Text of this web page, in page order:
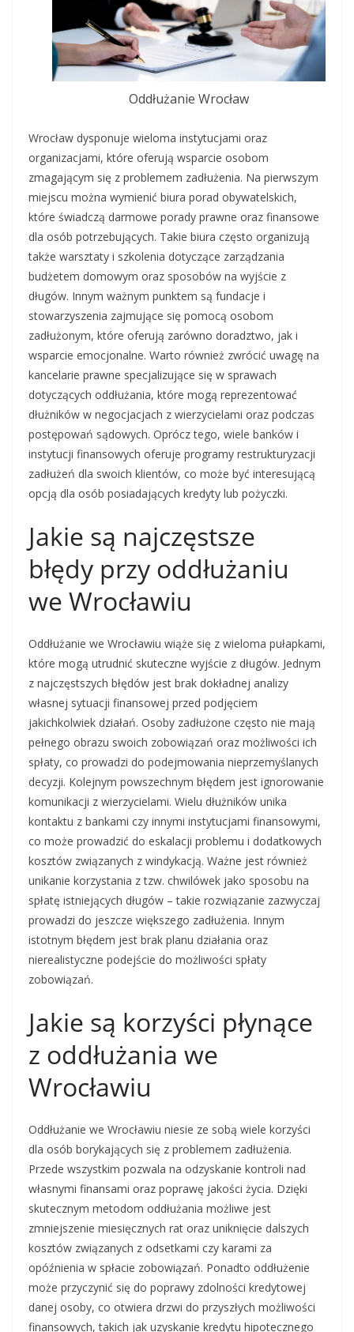
Oddłużanie Wrocław
Wrocław dysponuje wieloma instytucjami oraz
organizacjami, które oferują wsparcie osobom
zmagającym się z problemem zadłużenia. Na pierwszym
miejscu można wymienić biura porad obywatelskich,
które świadczą darmowe porady prawne oraz finansowe
dla osób potrzebujących. Takie biura często organizują
także warsztaty i szkolenia dotyczące zarządzania
budżetem domowym oraz sposobów na wyjście z
długów. Innym ważnym punktem są fundacje i
stowarzyszenia zajmujące się pomocą osobom
zadłużonym, które oferują zarówno doradztwo, jak i
wsparcie emocjonalne. Warto również zwrócić uwagę na
kancelarie prawne specjalizujące się w sprawach
dotyczących oddłużania, które mogą reprezentować
dłużników w negocjacjach z wierzycielami oraz podczas
postępowań sądowych. Oprócz tego, wiele banków i
instytucji finansowych oferuje programy restrukturyzacji
zadłużeń dla swoich klientów, co może być interesującą
opcją dla osób posiadających kredyty lub pożyczki.
Jakie są najczęstsze
błędy przy oddłużaniu
we Wrocławiu
Oddłużanie we Wrocławiu wiąże się z wieloma pułapkami,
które mogą utrudnić skuteczne wyjście z długów. Jednym
z najczęstszych błędów jest brak dokładnej analizy
własnej sytuacji finansowej przed podjęciem
jakichkolwiek działań. Osoby zadłużone często nie mają
pełnego obrazu swoich zobowiązań oraz możliwości ich
spłaty, co prowadzi do podejmowania nieprzemyślanych
decyzji. Kolejnym powszechnym błędem jest ignorowanie
komunikacji z wierzycielami. Wielu dłużników unika
kontaktu z bankami czy innymi instytucjami finansowymi,
co może prowadzić do eskalacji problemu i dodatkowych
kosztów związanych z windykacją. Ważne jest również
unikanie korzystania z tzw. chwilówek jako sposobu na
spłatę istniejących długów – takie rozwiązanie zazwyczaj
prowadzi do jeszcze większego zadłużenia. Innym
istotnym błędem jest brak planu działania oraz
nierealistyczne podejście do możliwości spłaty
zobowiązań.
Jakie są korzyści płynące
z oddłużania we
Wrocławiu
Oddłużanie we Wrocławiu niesie ze sobą wiele korzyści
dla osób borykających się z problemem zadłużenia.
Przede wszystkim pozwala na odzyskanie kontroli nad
własnymi finansami oraz poprawę jakości życia. Dzięki
skutecznym metodom oddłużania możliwe jest
zmniejszenie miesięcznych rat oraz uniknięcie dalszych
kosztów związanych z odsetkami czy karami za
opóźnienia w spłacie zobowiązań. Ponadto oddłużenie
może przyczynić się do poprawy zdolności kredytowej
danej osoby, co otwiera drzwi do przyszłych możliwości
finansowych, takich jak uzyskanie kredytu hipotecznego